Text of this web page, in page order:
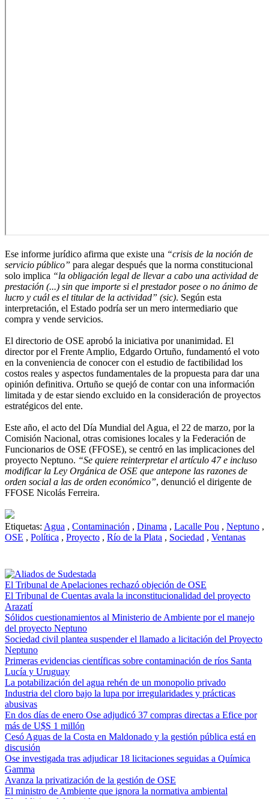
Ese informe jurídico afirma que existe una “crisis de la noción de
servicio público” para alegar después que la norma constitucional
solo implica “la obligación legal de llevar a cabo una actividad de
prestación (...) sin que importe si el prestador posee o no ánimo de
lucro y cuál es el titular de la actividad” (sic). Según esta
interpretación, el Estado podría ser un mero intermediario que
compra y vende servicios.
El directorio de OSE aprobó la iniciativa por unanimidad. El
director por el Frente Amplio, Edgardo Ortuño, fundamentó el voto
en la conveniencia de conocer con el estudio de factibilidad los
costos reales y aspectos fundamentales de la propuesta para dar una
opinión definitiva. Ortuño se quejó de contar con una información
limitada y de estar siendo excluido en la consideración de proyectos
estratégicos del ente.
Este año, el acto del Día Mundial del Agua, el 22 de marzo, por la
Comisión Nacional, otras comisiones locales y la Federación de
Funcionarios de OSE (FFOSE), se centró en las implicaciones del
proyecto Neptuno. “Se quiere reinterpretar el artículo 47 e incluso
modificar la Ley Orgánica de OSE que antepone las razones de
orden social a las de orden económico”, denunció el dirigente de
FFOSE Nicolás Ferreira.
Etiquetas: Agua , Contaminación , Dinama , Lacalle Pou , Neptuno ,
OSE , Política , Proyecto , Río de la Plata , Sociedad , Ventanas
El Tribunal de Apelaciones rechazó objeción de OSE
El Tribunal de Cuentas avala la inconstitucionalidad del proyecto
Arazatí
Sólidos cuestionamientos al Ministerio de Ambiente por el manejo
del proyecto Neptuno
Sociedad civil plantea suspender el llamado a licitación del Proyecto
Neptuno
Primeras evidencias científicas sobre contaminación de ríos Santa
Lucía y Uruguay
La potabilización del agua rehén de un monopolio privado
Industria del cloro bajo la lupa por irregularidades y prácticas
abusivas
En dos días de enero Ose adjudicó 37 compras directas a Efice por
más de U$S 1 millón
Cesó Aguas de la Costa en Maldonado y la gestión pública está en
discusión
Ose investigada tras adjudicar 18 licitaciones seguidas a Química
Gamma
Avanza la privatización de la gestión de OSE
El ministro de Ambiente que ignora la normativa ambiental